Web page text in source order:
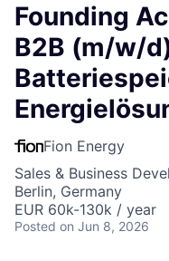
Founding
B2B (m/w/
Fion Energy
Sales & Business
Berlin, Germany
EUR 60k-130k / year
Posted on Jun 8, 2026